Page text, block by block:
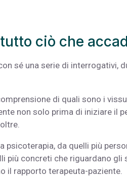
ciò che
sé una serie di interrogativi,
di quali sono i
non solo prima di iniziare il
psicoterapia, da quelli più
più concreti che riguardano gli
il rapporto terapeuta-paziente.